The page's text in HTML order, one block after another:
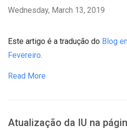
Wednesday, March 13, 2019
Este artigo é a tradução do Blog
Fevereiro.
Read More
Atualização da IU na